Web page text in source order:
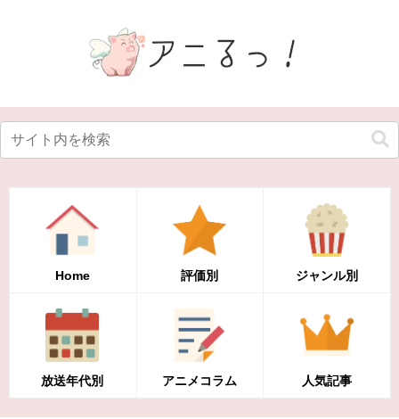
Home 評価別 ジャンル別
放送年代別 アニメコラム 人気記事